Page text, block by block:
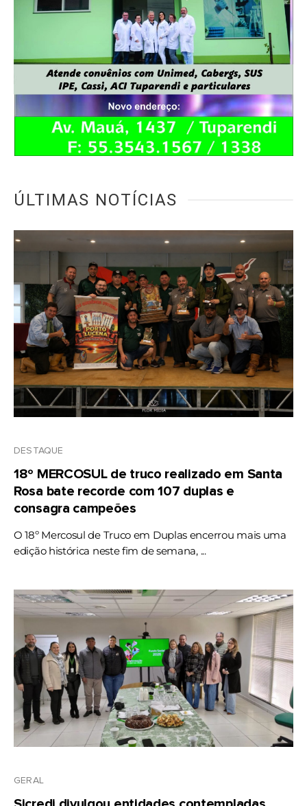
ÚLTIMAS NOTÍCIAS
DESTAQUE
18º MERCOSUL de truco realizado em Santa
Rosa bate recorde com 107 duplas e
consagra campeões
O 18º Mercosul de Truco em Duplas encerrou mais uma
edição histórica neste fim de semana, ...
GERAL